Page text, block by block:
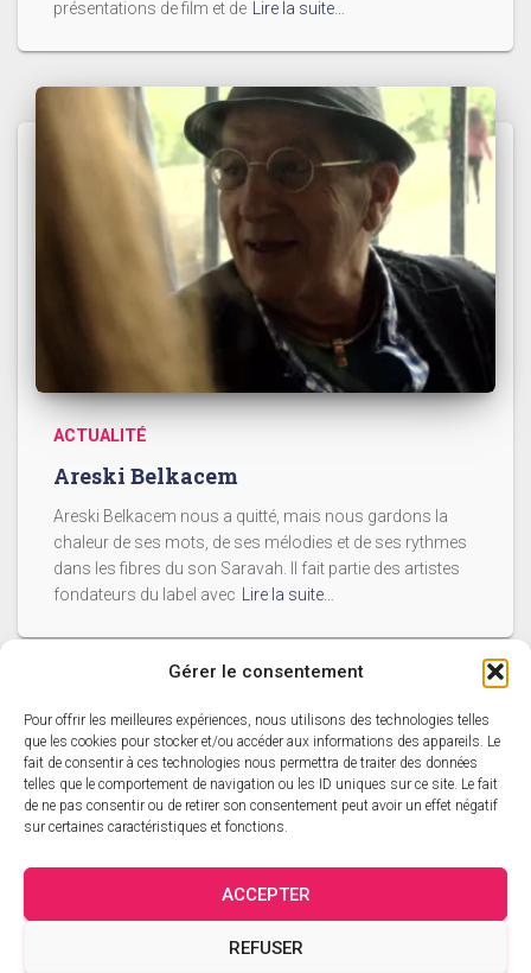
Gérer le consentement
Pour offrir les meilleures expériences, nous utilisons des technologies telles
que les cookies pour stocker et/ou accéder aux informations des appareils. Le
fait de consentir à ces technologies nous permettra de traiter des données
telles que le comportement de navigation ou les ID uniques sur ce site. Le fait
de ne pas consentir ou de retirer son consentement peut avoir un effet négatif
sur certaines caractéristiques et fonctions.
ACCEPTER
REFUSER
présentations de film et de
Lire la suite…
ACTUALITÉ
Areski Belkacem
Areski Belkacem nous a quitté, mais nous gardons la
chaleur de ses mots, de ses mélodies et de ses rythmes
dans les fibres du son Saravah. Il fait partie des artistes
fondateurs du label avec Lire la suite…
ACCUEIL L’ACTUALITÉ SARAVAH
CATALOGUE SARAVAH LES ARTISTES